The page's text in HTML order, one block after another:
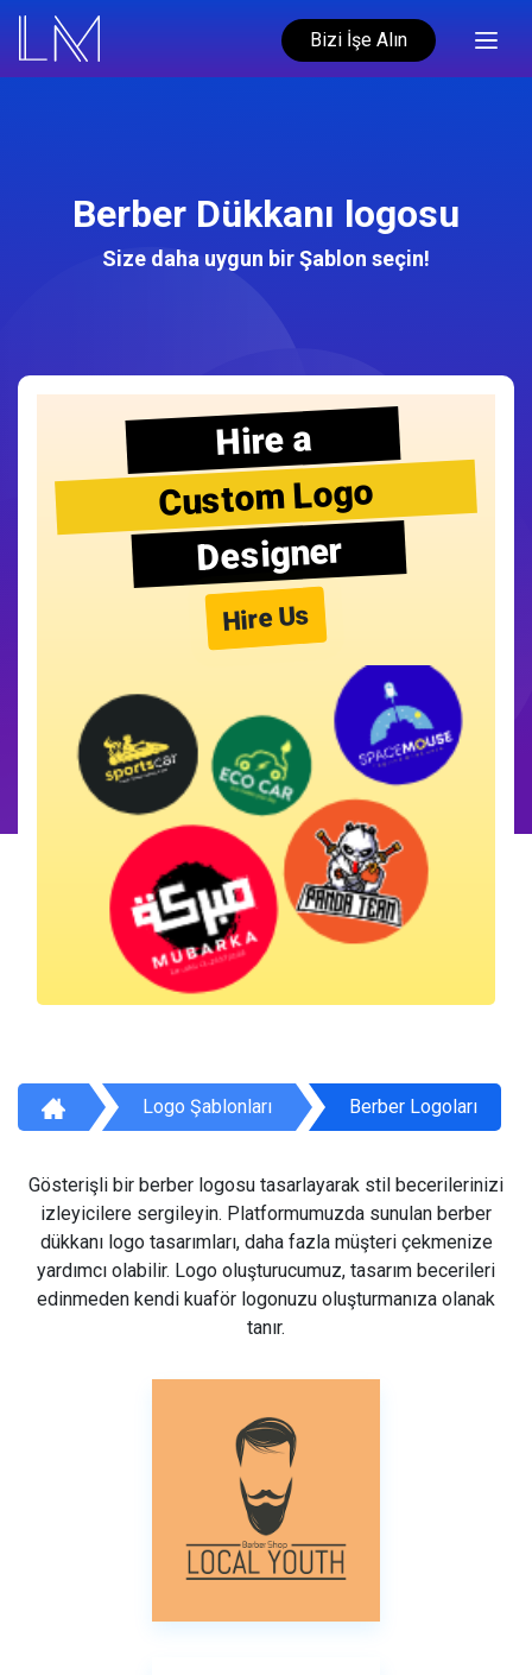
Bizi İşe Alın
Berber Dükkanı logosu
Size daha uygun bir Şablon seçin!
Hire a
Custom Logo
Designer
Hire Us
Logo Şablonları Berber Logoları
Gösterişli bir berber logosu tasarlayarak stil becerilerinizi
izleyicilere sergileyin. Platformumuzda sunulan berber
dükkanı logo tasarımları, daha fazla müşteri çekmenize
yardımcı olabilir. Logo oluşturucumuz, tasarım becerileri
edinmeden kendi kuaför logonuzu oluşturmanıza olanak
tanır.